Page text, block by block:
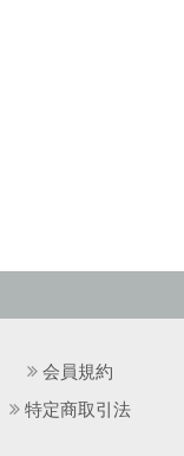
会員規約
特定商取引法